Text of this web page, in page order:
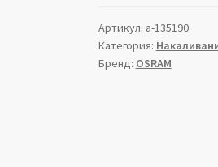
Артикул: a-135190
Категория:
Бренд: OSRAM